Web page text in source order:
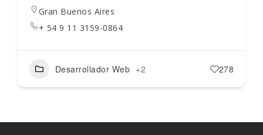
Gran Buenos Aires
+ 54 9 11 3159-0864
Desarrollador Web +2 278